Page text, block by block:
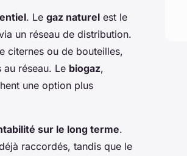
. Le gaz naturel est le
un réseau de distribution.
citernes ou de bouteilles,
réseau. Le biogaz,
une option plus
sur le long terme.
raccordés, tandis que le